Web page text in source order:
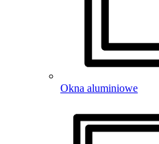
Okna aluminiowe